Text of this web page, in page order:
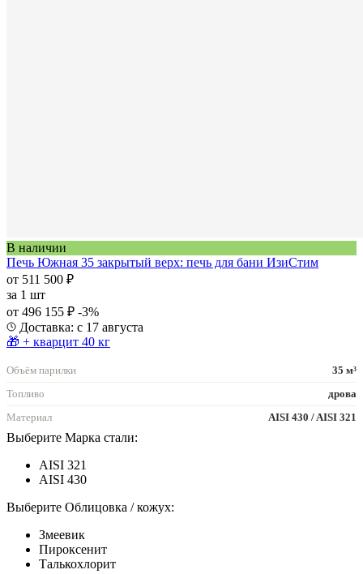
В наличии
Печь Южная 35 закрытый верх: печь для бани ИзиСтим
от 511 500 ₽
за 1 шт
от 496 155 ₽ -3%
Доставка: с 17 августа
🎁 + кварцит 40 кг
Объём парилки
35 м³
Топливо
дрова
Материал
AISI 430 / AISI 321
Выберите Марка стали:
AISI 321
AISI 430
Выберите Облицовка / кожух:
Змеевик
Пироксенит
Талькохлорит